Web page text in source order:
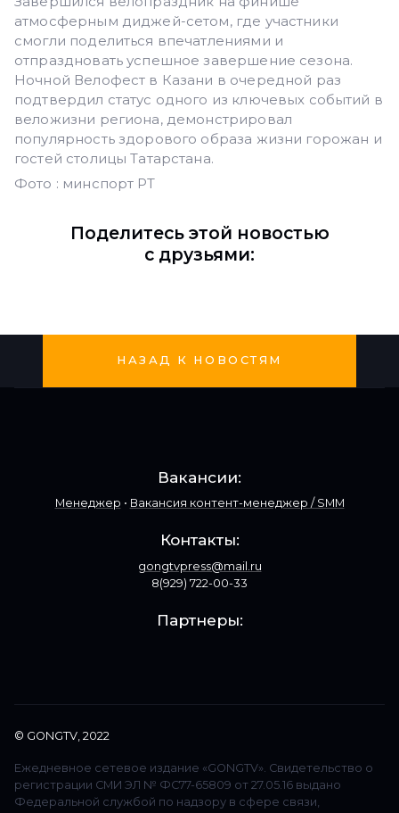
атмосферным диджей-сетом, где участники
смогли поделиться впечатлениями и
отпраздновать успешное завершение сезона.
Ночной Велофест в Казани в очередной раз
подтвердил статус одного из ключевых событий в
веложизни региона, демонстрировал
популярность здорового образа жизни горожан и
гостей столицы Татарстана.
Фото : минспорт РТ
Поделитесь этой новостью
с друзьями:
НАЗАД К НОВОСТЯМ
Вакансии:
Менеджер • Вакансия контент-менеджер / SMM
Контакты:
gongtvpress@mail.ru
8(929) 722-00-33
Партнеры:
© GONGTV, 2022
Ежедневное сетевое издание «GONGTV». Свидетельство о
регистрации СМИ ЭЛ № ФС77-65809 от 27.05.16 выдано
Федеральной службой по надзору в сфере связи,